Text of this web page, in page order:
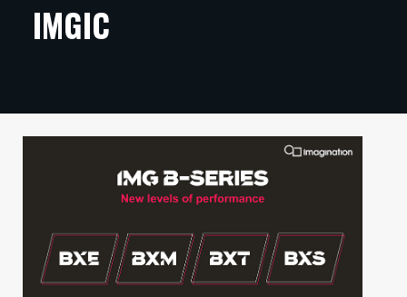
ARTIKKELIT
TECHBBS
KAUPPA
VAIHDA TEEMA
IMGIC